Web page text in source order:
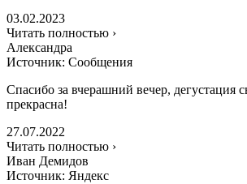
03.02.2023
Читать полностью ›
Александра
Источник: Сообщения
Спасибо за вчерашний вечер, дегустация
прекрасна!
27.07.2022
Читать полностью ›
Иван Демидов
Источник: Яндекс